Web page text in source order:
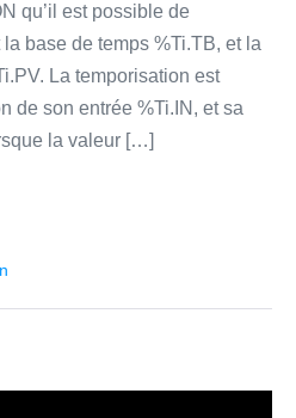
qu’il est possible de
base de temps %Ti.TB, et la
La temporisation est
de son entrée %Ti.IN, et sa
la valeur […]